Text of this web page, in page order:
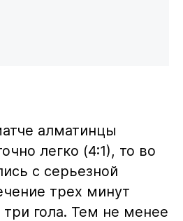
алматинцы
легко (4:1), то во
с серьезной
трех минут
гола. Тем не менее